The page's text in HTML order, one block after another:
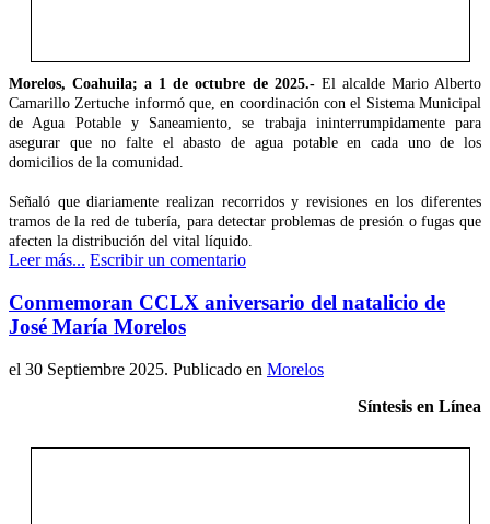
Morelos, Coahuila; a 1 de octubre de 2025.-El alcalde Mario Alberto
Camarillo Zertuche informó que, en coordinación con el Sistema Municipal
de Agua Potable y Saneamiento, se trabaja ininterrumpidamente para
asegurar que no falte el abasto de agua potable en cada uno de los
domicilios de la comunidad.
Señaló que diariamente realizan recorridos y revisiones en los diferentes
tramos de la red de tubería, para detectar problemas de presión o fugas que
afecten la distribución del vital líquido.
Leer más... Escribir un comentario
Conmemoran CCLX aniversario del natalicio de
José María Morelos
el 30 Septiembre 2025. Publicado en Morelos
Síntesis en Línea